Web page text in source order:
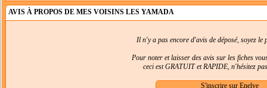
AVIS À PROPOS DE MES VOISINS LES YAMADA
Il n'y a pas encore d'avis de déposé, soyez
Pour noter et laisser des avis sur les fiches
ceci est GRATUIT et RAPIDE, n'hésitez